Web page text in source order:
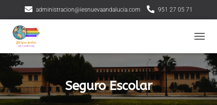
administracion@iesnuevaandalucia.com 951 27 05 71
Seguro Escolar